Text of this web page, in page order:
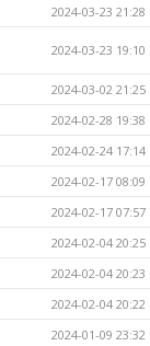
2024-03-23 21:28
2024-03-23 19:10
2024-03-02 21:25
2024-02-28 19:38
2024-02-24 17:14
2024-02-17 08:09
2024-02-17 07:57
2024-02-04 20:25
2024-02-04 20:23
2024-02-04 20:22
2024-01-09 23:32